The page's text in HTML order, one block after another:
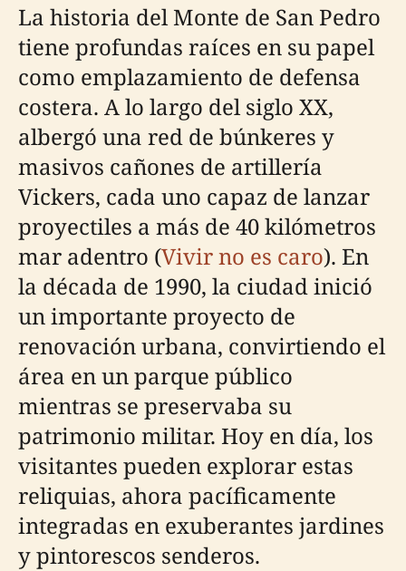
La historia del Monte de San Pedro
tiene profundas raíces en su papel
como emplazamiento de defensa
costera. A lo largo del siglo XX,
albergó una red de búnkeres y
masivos cañones de artillería
Vickers, cada uno capaz de lanzar
proyectiles a más de 40 kilómetros
mar adentro (Vivir no es caro). En
la década de 1990, la ciudad inició
un importante proyecto de
renovación urbana, convirtiendo el
área en un parque público
mientras se preservaba su
patrimonio militar. Hoy en día, los
visitantes pueden explorar estas
reliquias, ahora pacíficamente
integradas en exuberantes jardines
y pintorescos senderos.